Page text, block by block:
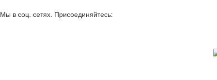
Мы в соц. сетях. Присоединяйтесь: